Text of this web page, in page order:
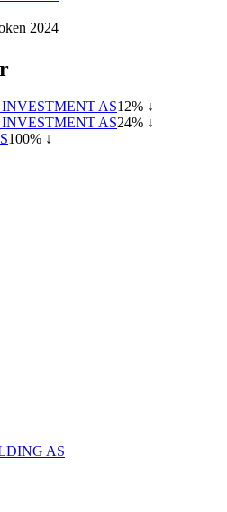
2024
AS12% ↓
AS24% ↓
100% ↓
AS